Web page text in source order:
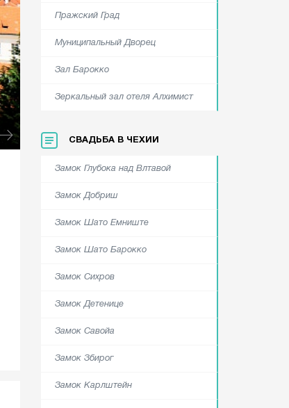
Пражский Град
Муниципальный Дворец
Зал Барокко
Зеркальный зал отеля Алхимист
СВАДЬБА В ЧЕХИИ
Замок Глубока над Влтавой
Замок Добриш
Замок Шато Емниште
Замок Шато Барокко
Замок Сихров
Замок Детенице
Замок Савойа
Замок Збирог
Замок Карлштейн